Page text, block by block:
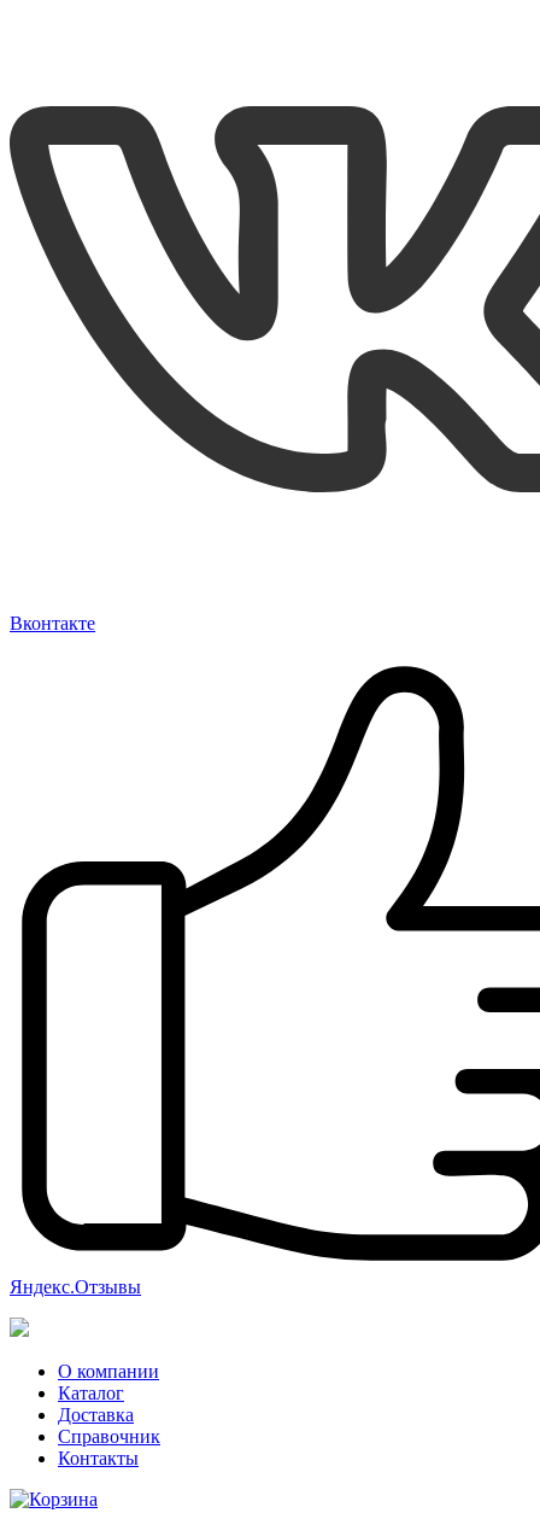
Вконтакте
Яндекс.Отзывы
О компании
Каталог
Доставка
Справочник
Контакты